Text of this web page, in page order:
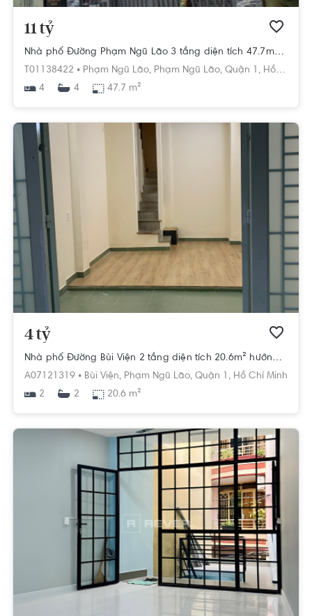
11 tỷ
Nhà phố Đường Phạm Ngũ Lão 3 tầng diện tích 47.7m² hướng đông nam pháp lý sổ hồng.
T01138422 • Phạm Ngũ Lão, Phạm Ngũ Lão, Quận 1, Hồ Chí Minh
4
4 47.7 m²
4 tỷ
Nhà phố Đường Bùi Viện 2 tầng diện tích 20.6m² hướng đông nam pháp lý sổ hồng
A07121319 • Bùi Viện, Phạm Ngũ Lão, Quận 1, Hồ Chí Minh
2
2 20.6 m²